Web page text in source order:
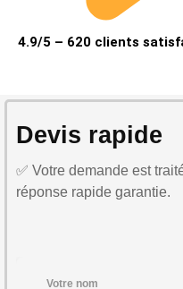
4.9/5 – 620 clients
Devis rapide
✅ Votre demande est
réponse rapide garantie.
Votre nom